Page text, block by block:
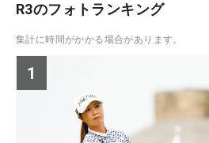
R3のフォトランキング
集計に時間がかかる場合があります。
1